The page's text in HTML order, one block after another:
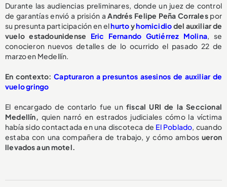
Durante las audiencias preliminares, donde un juez de control
de garantías envió a prisión aAndrés Felipe Peña Corralespor
su presunta participación en elhurtoyhomicidiodel auxiliar de
vuelo estadounidense Eric Fernando Gutiérrez Molina, se
conocieron nuevos detalles de lo ocurrido el pasado 22 de
marzo en Medellín.
En contexto: Capturaron a presuntos asesinos de auxiliar de
vuelo gringo
El encargado de contarlo fue unfiscal URI de la Seccional
Medellín, quien narró en estrados judiciales cómo la víctima
había sido contactada en una discoteca de El Poblado, cuando
estaba con una compañera de trabajo, y cómo ambos ueron
llevados a un motel.